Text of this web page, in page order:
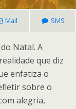
Mail SMS
Natal. A
que diz
enfatiza o
sobre o
alegria,